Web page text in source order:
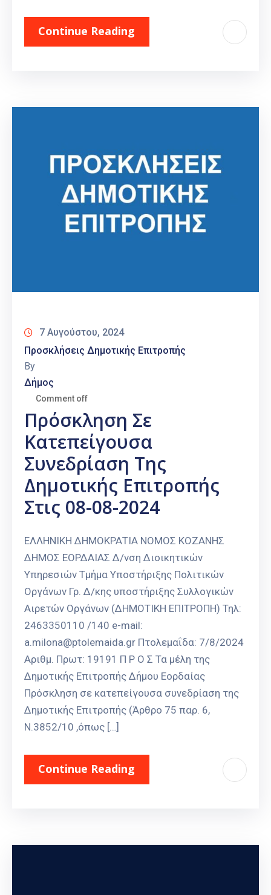
Continue Reading
7 Αυγούστου, 2024
Προσκλήσεις Δημοτικής Επιτροπής
By
Δήμος
Comment off
Πρόσκληση Σε
Κατεπείγουσα
Συνεδρίαση Της
Δημοτικής Επιτροπής
Στις 08-08-2024
ΕΛΛΗΝΙΚΗ ΔΗΜΟΚΡΑΤΙΑ ΝΟΜΟΣ ΚΟΖΑΝΗΣ
ΔΗΜΟΣ ΕΟΡΔΑΙΑΣ Δ/νση Διοικητικών
Υπηρεσιών Τμήμα Υποστήριξης Πολιτικών
Οργάνων Γρ. Δ/κης υποστήριξης Συλλογικών
Αιρετών Οργάνων (ΔΗΜΟΤΙΚΗ ΕΠΙΤΡΟΠΗ) Τηλ:
2463350110 /140 e-mail:
a.milona@ptolemaida.gr Πτολεμαΐδα: 7/8/2024
Αριθμ. Πρωτ: 19191 Π Ρ Ο Σ Τα μέλη της
Δημοτικής Επιτροπής Δήμου Εορδαίας
Πρόσκληση σε κατεπείγουσα συνεδρίαση της
Δημοτικής Επιτροπής (Άρθρο 75 παρ. 6,
Ν.3852/10 ,όπως […]
Continue Reading